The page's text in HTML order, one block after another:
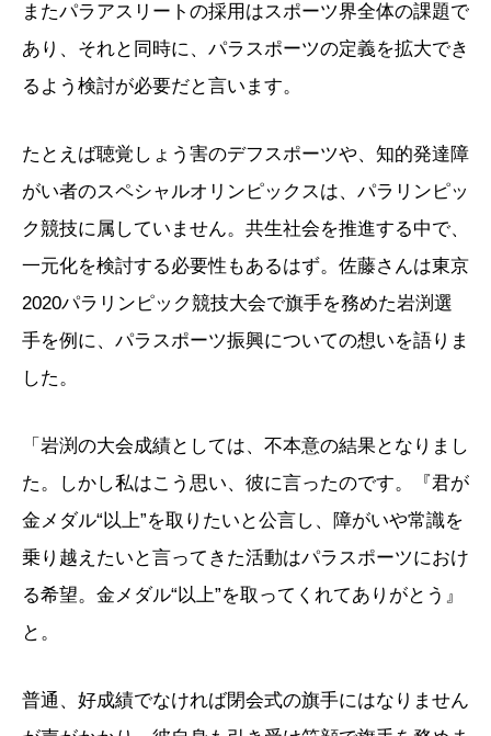
またパラアスリートの採用はスポーツ界全体の課題で
あり、それと同時に、パラスポーツの定義を拡大でき
るよう検討が必要だと言います。
たとえば聴覚しょう害のデフスポーツや、知的発達障
がい者のスペシャルオリンピックスは、パラリンピッ
ク競技に属していません。共生社会を推進する中で、
一元化を検討する必要性もあるはず。佐藤さんは東京
2020パラリンピック競技大会で旗手を務めた岩渕選
手を例に、パラスポーツ振興についての想いを語りま
した。
「岩渕の大会成績としては、不本意の結果となりまし
た。しかし私はこう思い、彼に言ったのです。『君が
金メダル“以上”を取りたいと公言し、障がいや常識を
乗り越えたいと言ってきた活動はパラスポーツにおけ
る希望。金メダル“以上”を取ってくれてありがとう』
と。
普通、好成績でなければ閉会式の旗手にはなりません